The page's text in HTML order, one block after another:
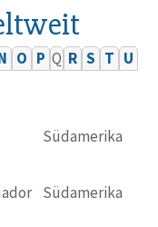
O P Q R S T U
Südamerika
Südamerika